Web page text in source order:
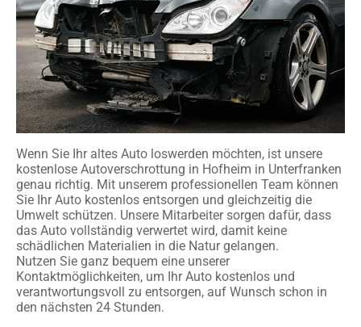
Wenn Sie Ihr altes Auto loswerden möchten, ist unsere
kostenlose Autoverschrottung in Hofheim in Unterfranken
genau richtig. Mit unserem professionellen Team können
Sie Ihr Auto kostenlos entsorgen und gleichzeitig die
Umwelt schützen. Unsere Mitarbeiter sorgen dafür, dass
das Auto vollständig verwertet wird, damit keine
schädlichen Materialien in die Natur gelangen.
Nutzen Sie ganz bequem eine unserer
Kontaktmöglichkeiten, um Ihr Auto kostenlos und
verantwortungsvoll zu entsorgen, auf Wunsch schon in
den nächsten 24 Stunden.